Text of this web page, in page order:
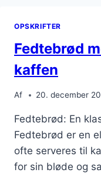
OPSKRIFTER
Fedtebrød
kaffen
Af 20. december
Fedtebrød: En
Fedtebrød er en
ofte serveres til
for sin bløde og